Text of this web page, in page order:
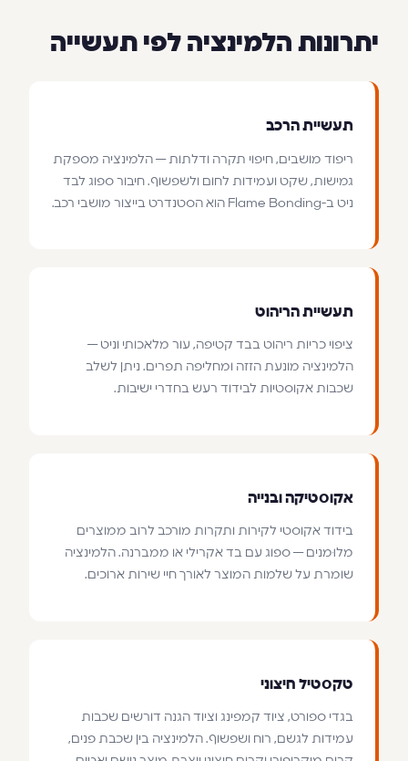
יתרונות הלמינציה לפי תעשייה
תעשיית הרכב
ריפוד מושבים, חיפוי תקרה ודלתות — הלמינציה מספקת
גמישות, שקט ועמידות לחום ולשפשוף. חיבור ספוג לבד
ניט ב-Flame Bonding הוא הסטנדרט בייצור מושבי רכב.
תעשיית הריהוט
ציפוי כריות ריהוט בבד קטיפה, עור מלאכותי וניט —
הלמינציה מונעת הזזה ומחליפה תפרים. ניתן לשלב
שכבות אקוסטיות לבידוד רעש בחדרי ישיבות.
אקוסטיקה ובנייה
בידוד אקוסטי לקירות ותקרות מורכב לרוב ממוצרים
מלוּמנים — ספוג עם בד אקרילי או ממברנה. הלמינציה
שומרת על שלמות המוצר לאורך חיי שירות ארוכים.
טקסטיל חיצוני
בגדי ספורט, ציוד קמפינג וציוד הגנה דורשים שכבות
עמידות לגשם, רוח ושפשוף. הלמינציה בין שכבת פנים,